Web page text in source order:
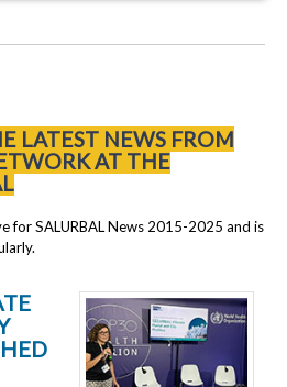
LATEST NEWS FROM
AT THE
for SALURBAL News 2015-2025 and is